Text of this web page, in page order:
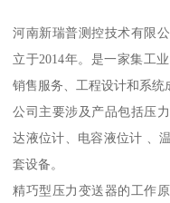
河南新瑞普测控技术有限
立于2014年。是一家集工
销售服务、工程设计和系统
公司主要涉及产品包括压
达液位计、电容液位计 、
套设备。
精巧型压力变送器的工作